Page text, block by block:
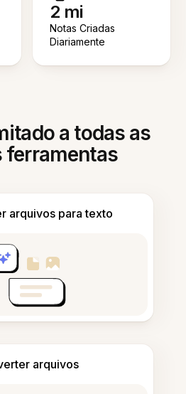
2 mi
Notas Criadas
Diariamente
a todas as
ferramentas
arquivos para texto
arquivos